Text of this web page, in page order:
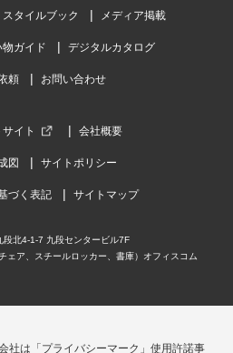
スタイルブック メディア掲載
物ガイド デジタルカタログ
頼 お問い合わせ
イト 会社概要
図 サイトポリシー
づく表記 サイトマップ
段北4-1-7 九段センタービル7F
ェア、スチールロッカー、書庫）オフィスコム
社は「プライバシーマーク」使用許諾事